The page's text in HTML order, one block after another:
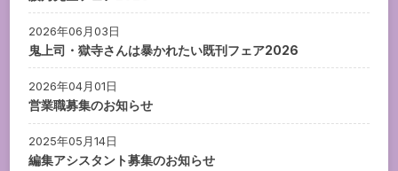
2026年06月03日
鬼上司・獄寺さんは暴かれたい既刊フェア2026
2026年04月01日
営業職募集のお知らせ
2025年05月14日
編集アシスタント募集のお知らせ